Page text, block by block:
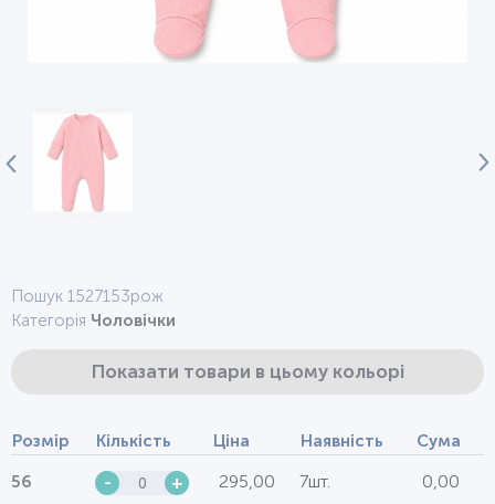
Пошук 1527153рож
Категорія Чоловічки
Показати товари в цьому кольорі
Розмір Кількість Ціна Наявність Сума
56 - + 295,00 7шт. 0,00